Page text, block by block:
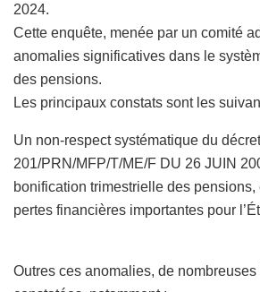
2024.
Cette enquête, menée par un comité
anomalies significatives dans le
des pensions.
Les principaux constats sont les
Un non-respect systématique du
201/PRN/MFP/T/ME/F DU 26 JUIN
bonification trimestrielle des pensions,
pertes financières importantes pour
Outres ces anomalies, de